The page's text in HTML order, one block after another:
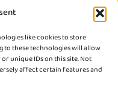
like cookies to store
to these technologies will allow
unique IDs on this site. Not
affect certain features and
27, 52349 Düren,
Germany